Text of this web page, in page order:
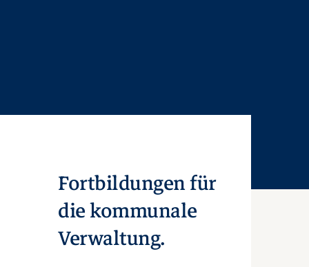
Fortbildungen für
die kommunale
Verwaltung.